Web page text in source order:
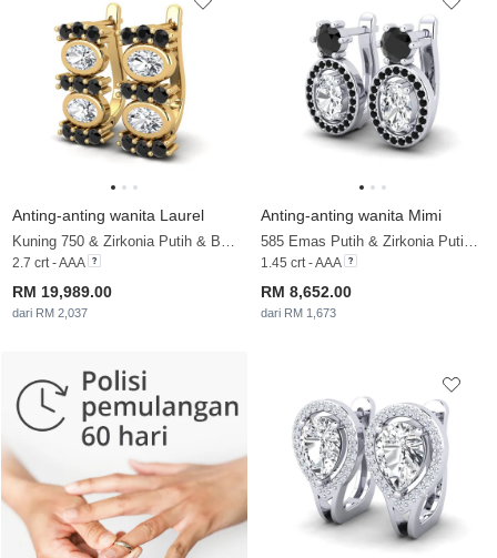
Anting-anting wanita Laurel
Kuning 750 & Zirkonia Putih & Berlian Hitam
2.7 crt - AAA
RM 19,989.00
dari RM 2,037
Anting-anting wanita Mimi
585 Emas Putih & Zirkonia Putih & Berlian Hitam
1.45 crt - AAA
RM 8,652.00
dari RM 1,673